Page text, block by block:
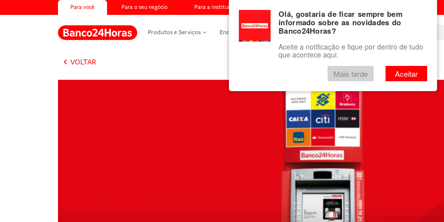
Para você Para o seu negócio Para a instituição financeira
Produtos e Serviços Encontre um Banco24Horas Blog
Banco24Horas max mini Banco24Horas
keyboard_arrow_left VOLTAR
Olá, gostaria de ficar sempre bem
informado sobre as novidades do
Banco24Horas?
Aceite a notificação e fique por dentro de tudo
que acontece aqui.
Mais tarde Aceitar